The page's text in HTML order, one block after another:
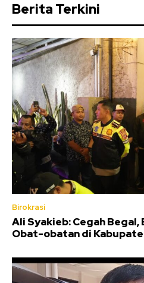
Berita Terkini
Birokrasi
Ali Syakieb: Cegah
Obat-obatan di